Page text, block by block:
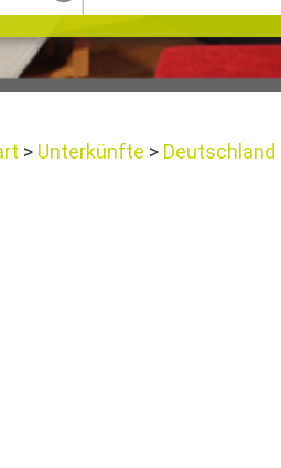
Unterkünfte Deutschland